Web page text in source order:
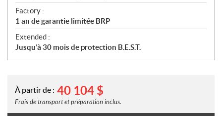
Factory :
1 an de garantie limitée BRP
Extended :
Jusqu’à 30 mois de protection B.E.S.T.
À partir de : 40 104 $
Frais de transport et préparation inclus.